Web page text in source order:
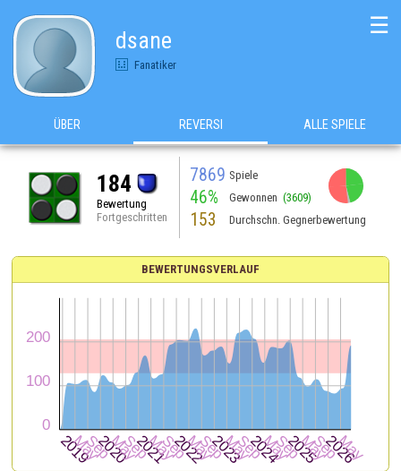
dsane
Fanatiker
☰
ÜBER REVERSI ALLE SPIELE
184
Bewertung
Fortgeschritten
7869 Spiele
46% Gewonnen (3609)
153 Durchschn. Gegnerbewertung
BEWERTUNGSVERLAUF